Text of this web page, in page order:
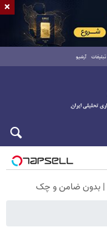
تبلیغات آرشیو
×